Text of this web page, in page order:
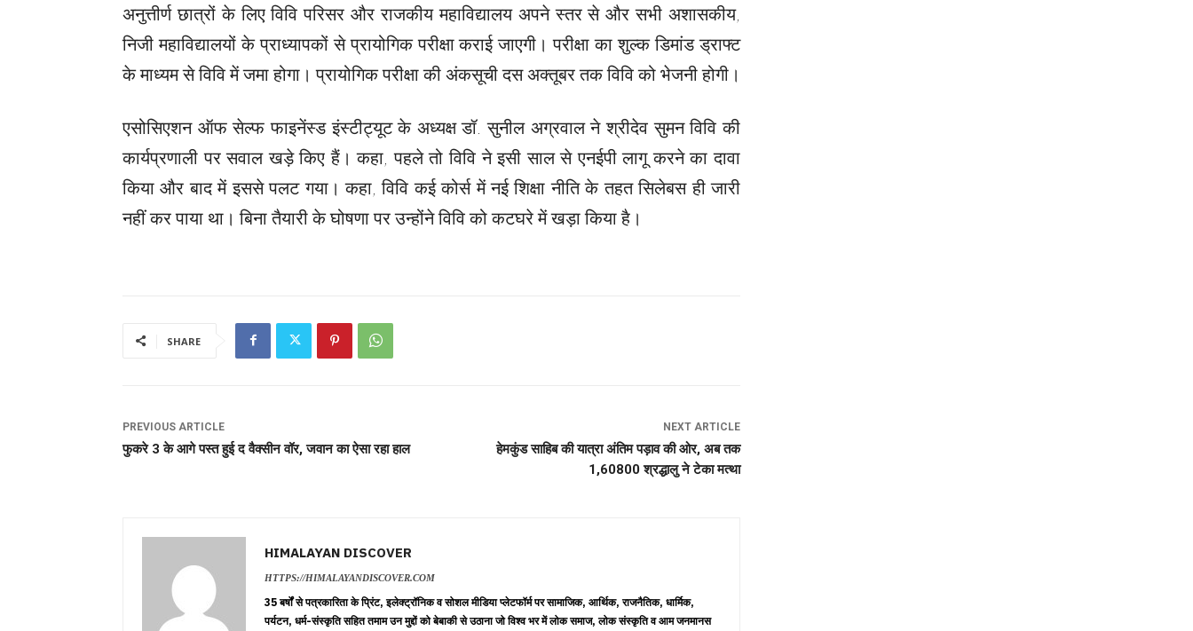
अनुत्तीर्ण छात्रों के लिए विवि परिसर और राजकीय महाविद्यालय अपने स्तर से और सभी अशासकीय,
निजी महाविद्यालयों के प्राध्यापकों से प्रायोगिक परीक्षा कराई जाएगी। परीक्षा का शुल्क डिमांड ड्राफ्ट
के माध्यम से विवि में जमा होगा। प्रायोगिक परीक्षा की अंकसूची दस अक्तूबर तक विवि को भेजनी होगी।
एसोसिएशन ऑफ सेल्फ फाइनेंस्ड इंस्टीट्यूट के अध्यक्ष डॉ. सुनील अग्रवाल ने श्रीदेव सुमन विवि की
कार्यप्रणाली पर सवाल खड़े किए हैं। कहा, पहले तो विवि ने इसी साल से एनईपी लागू करने का दावा
किया और बाद में इससे पलट गया। कहा, विवि कई कोर्स में नई शिक्षा नीति के तहत सिलेबस ही जारी
नहीं कर पाया था। बिना तैयारी के घोषणा पर उन्होंने विवि को कटघरे में खड़ा किया है।
SHARE
PREVIOUS ARTICLE
फुकरे 3 के आगे पस्त हुई द वैक्सीन वॉर, जवान का ऐसा रहा हाल
NEXT ARTICLE
हेमकुंड साहिब की यात्रा अंतिम पड़ाव की ओर, अब तक
1,60800 श्रद्धालु ने टेका मत्था
HIMALAYAN DISCOVER
HTTPS://HIMALAYANDISCOVER.COM
35 बर्षों से पत्रकारिता के प्रिंट, इलेक्ट्रॉनिक व सोशल मीडिया प्लेटफॉर्म पर सामाजिक, आर्थिक, राजनैतिक, धार्मिक,
पर्यटन, धर्म-संस्कृति सहित तमाम उन मुद्दों को बेबाकी से उठाना जो विश्व भर में लोक समाज, लोक संस्कृति व आम जनमानस